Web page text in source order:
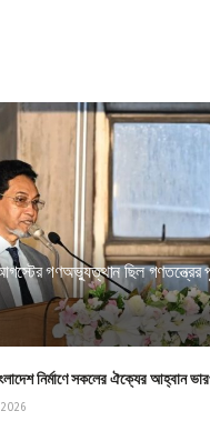
গণঅভ্যুত্থান ছিল গণতন্ত্রের
নির্মাণে সকলের ঐক্যের আহ্বান